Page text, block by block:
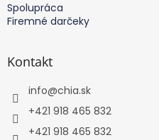
Spolupráca
Firemné darčeky
Kontakt
info@chia.sk
+421 918 465 832
+421 918 465 832